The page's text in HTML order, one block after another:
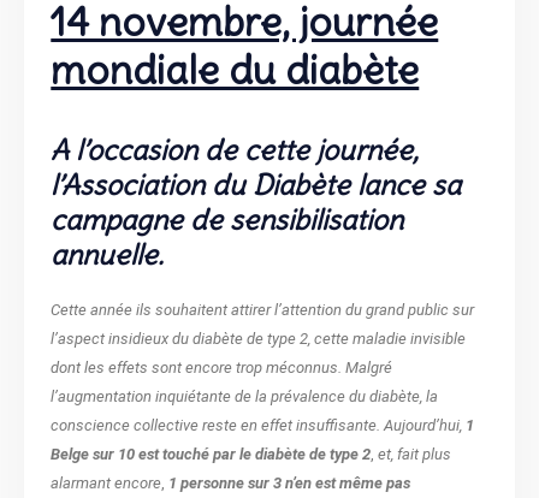
14 novembre, journée
mondiale du diabète
A l’occasion de cette journée,
l’Association du Diabète lance sa
campagne de sensibilisation
annuelle.
Cette année ils souhaitent attirer l’attention du grand public sur
l’aspect insidieux du diabète de type 2, cette maladie invisible
dont les effets sont encore trop méconnus. Malgré
l’augmentation inquiétante de la prévalence du diabète, la
conscience collective reste en effet insuffisante. Aujourd’hui, 1
Belge sur 10 est touché par le diabète de type 2, et, fait plus
alarmant encore, 1 personne sur 3 n’en est même pas